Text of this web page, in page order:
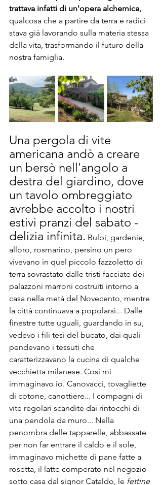
trattava infatti di un'opera alchemica,
qualcosa che a partire da terra e radici
stava già lavorando sulla materia stessa
della vita, trasformando il futuro della
nostra famiglia.
Una pergola di vite
americana andò a creare
un bersò nell'angolo a
destra del giardino, dove
un tavolo ombreggiato
avrebbe accolto i nostri
estivi pranzi del sabato -
delizia infinita. Bulbi, gardenie,
alloro, rosmarino, persino un pero
vivevano in quel piccolo fazzoletto di
terra sovrastato dalle tristi facciate dei
palazzoni marroni costruiti intorno a
casa nella metà del Novecento, mentre
la città continuava a popolarsi... Dalle
finestre tutte uguali, guardando in su,
vedevo i fili tesi del bucato, dai quali
pendevano i tessuti che
caratterizzavano la cucina di qualche
vecchietta milanese. Così mi
immaginavo io. Canovacci, tovagliette
di cotone, canottiere... I compagni di
vite regolari scandite dai rintocchi di
una pendola da muro... Nella
penombra delle tapparelle, abbassate
per non far entrare il caldo e il sole,
immaginavo michette di pane fatte a
rosetta, il latte comperato nel negozio
sotto casa dal signor Cataldo, le fettine